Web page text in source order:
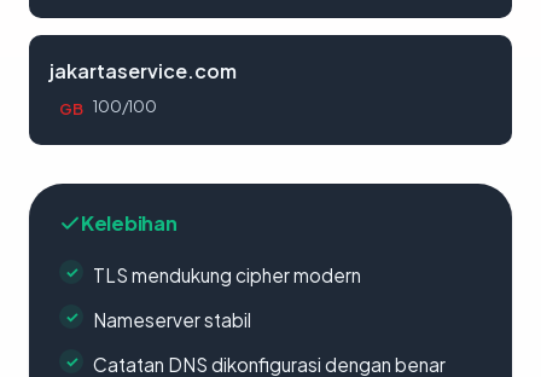
jakartaservice.com
GB 100/100
Kelebihan
TLS mendukung cipher modern
Nameserver stabil
Catatan DNS dikonfigurasi dengan benar